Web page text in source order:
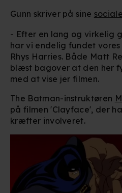
Gunn skriver på sine
- Efter en lang og virkelig
har vi endelig fundet vores
Rhys Harries. Både Matt
blæst bagover at den her
med at vise jer filmen.
The Batman-instruktøren
på filmen 'Clayface', der
kræfter involveret.